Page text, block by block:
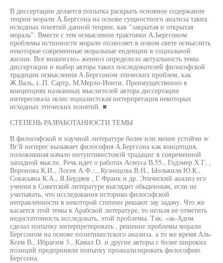
В диссертации делается попытка раскрыть основное содержание
теории морали А.Бергсона на основе сущностного анализа таких
исходных понятий данной теории, как "закрытая и открытая
мораль". Вместе с тем осмысление трактовки А.Ьергсоном
проблемы истинности морали позволяет.в новом свете осмыслить
некоторые современные моральные енденции в социальной
жизни. Все вншеизло» женноэ определило актуальность темы
диссертации и выбор автора таких последователей философской
традиции осмысления А.Бергсоном этических проблем, как
Ж.Валь, i..П. Сартр, М.Мерло-Ионти. Преимущественно в
концепциях названных мыслителей автора диссертации
интересовала зкзис нциалистская интерпретация некоторых
исходных этических понятий. ■
СТЕПЕНЬ РАЗРАБОТАННОСТИ ТЕМЫ
В философской и научной литературе более или менее устойчи w
Вг'й интерес вызывает философия А.Бергсона как концепция,
положившая начало интуитивистом)й традациг в современной
западной мысли. Речь идет о работах Асмуса В.55., Годэмер Х.Г, ,
Воронова К.И., Лосев А.Ф.:., Кузнецова В.Н., Ыольвиля Ю.К.,
Совасьяна К.А., Я.Бердяев , Г.Франк и др. Этический анализ его
учения в Советской литературе выглядит обыденным, если не
учитывать, что исследования историко-философской
неправленности в некоторой степени решают эау задачу. Что же
касается этой темы в Арабской литературе, то нельзя не отметить
недостаточность исследовать, этой проблемы. Так, »аь-Адом
сделал попытку интерпретировать , решение проблемы морали
Бергсоном на основе позитивистского анализа. а то же время Аль-
Ксем В., Ибрагим 3., Камал D. и другие авторы с более широких
позиций предприняли попытку проанализировать философию
Бергсона.